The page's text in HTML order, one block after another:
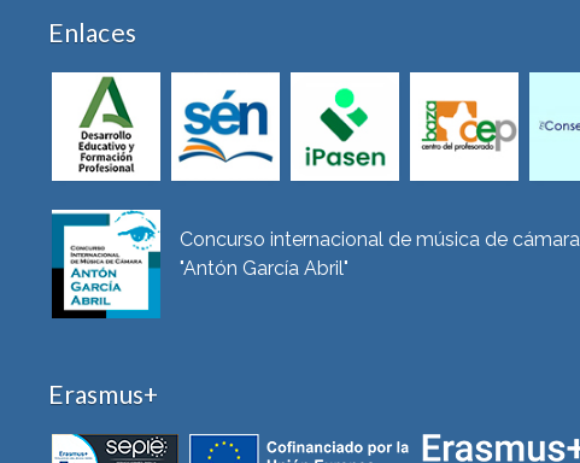
Enlaces
Concurso internacional de música de cámara
"Antón García Abril"
Erasmus+